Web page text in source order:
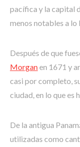
pacífica y la capital
menos notables a lo
Después de que
Morganen 1671 y
casi por completo,
ciudad, en lo que es
De la antigua
utilizadas como